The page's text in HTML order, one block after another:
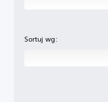
Sortuj wg: